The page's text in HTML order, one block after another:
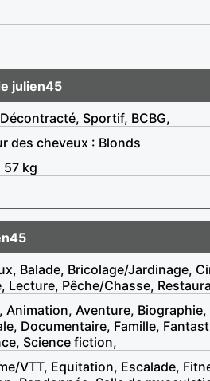
julien45
Sportif, BCBG,
des cheveux : Blonds
57 kg
Balade, Bricolage/Jardinage,
Lecture, Pêche/Chasse,
Animation, Aventure,
Documentaire, Famille,
Science fiction,
VTT, Equitation, Escalade,